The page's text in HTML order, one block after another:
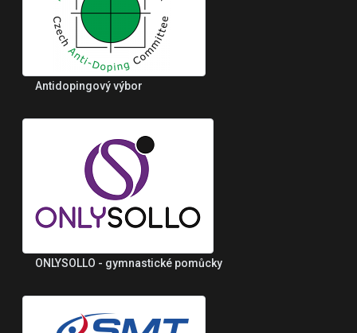
Antidopingový výbor
ONLYSOLLO - gymnastické pomůcky